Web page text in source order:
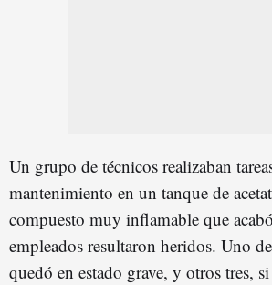
Un grupo de técnicos realizaban
mantenimiento en un tanque de
compuesto muy inflamable que
empleados resultaron heridos. Uno
quedó en estado grave, y otros tres,